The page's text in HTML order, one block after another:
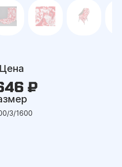
Цена
₽
3/1600